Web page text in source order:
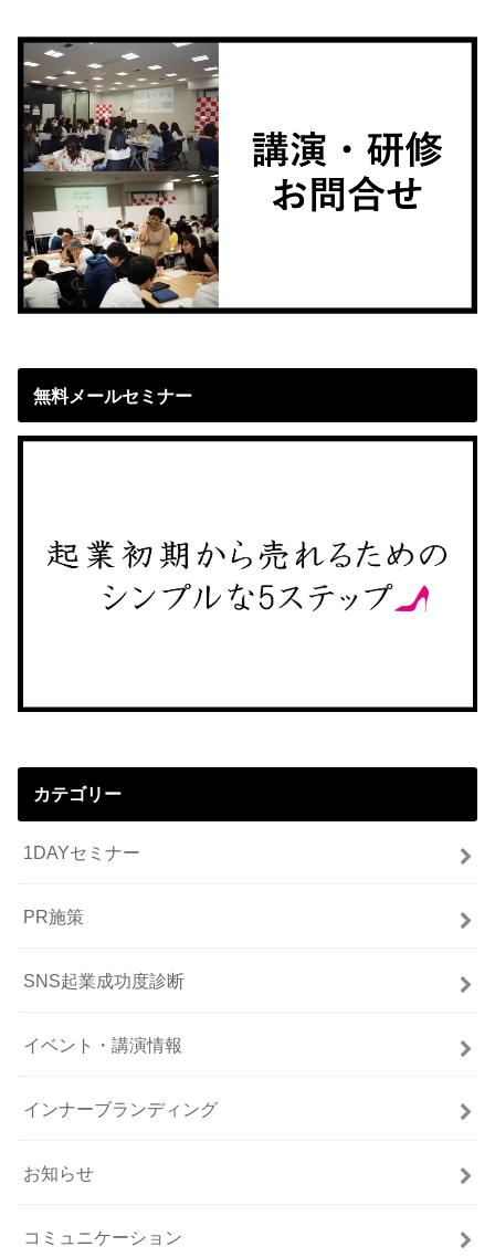
無料メールセミナー
カテゴリー
1DAYセミナー
PR施策
SNS起業成功度診断
イベント・講演情報
インナーブランディング
お知らせ
コミュニケーション